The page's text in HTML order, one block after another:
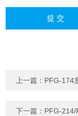
上一篇： PFG-174
下一篇： PFG-214/